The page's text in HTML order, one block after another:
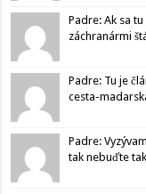
Padre: Ak sa
záchranármi
Padre: Tu je
cesta-
Padre:
tak nebuďte